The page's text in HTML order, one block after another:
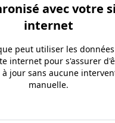
avec votre
internet
peut utiliser les
internet pour s'assurer
jour sans aucune
manuelle.